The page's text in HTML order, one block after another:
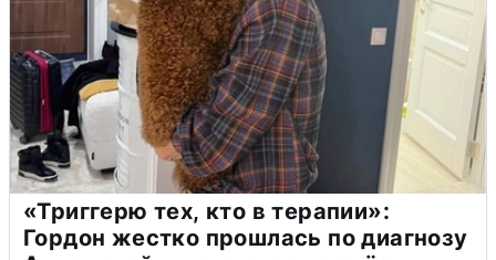
«Триггерю тех, кто в терапии»:
Гордон жестко прошлась по диагнозу